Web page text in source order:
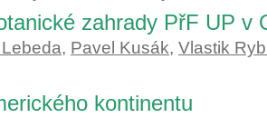
zahrady PřF UP v
, Pavel Kusák, Vlastik
kontinentu